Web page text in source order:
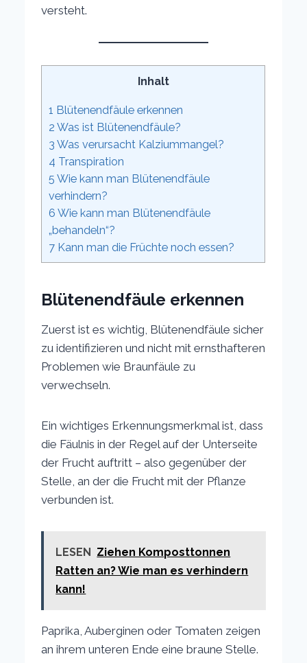
versteht.
Inhalt
1 Blütenendfäule erkennen
2 Was ist Blütenendfäule?
3 Was verursacht Kalziummangel?
4 Transpiration
5 Wie kann man Blütenendfäule
verhindern?
6 Wie kann man Blütenendfäule
„behandeln“?
7 Kann man die Früchte noch essen?
Blütenendfäule erkennen
Zuerst ist es wichtig, Blütenendfäule sicher
zu identifizieren und nicht mit ernsthafteren
Problemen wie Braunfäule zu
verwechseln.
Ein wichtiges Erkennungsmerkmal ist, dass
die Fäulnis in der Regel auf der Unterseite
der Frucht auftritt – also gegenüber der
Stelle, an der die Frucht mit der Pflanze
verbunden ist.
LESEN
Ziehen Komposttonnen
Ratten an? Wie man es verhindern
kann!
Paprika, Auberginen oder Tomaten zeigen
an ihrem unteren Ende eine braune Stelle.